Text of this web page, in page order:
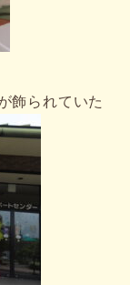
飾られていた